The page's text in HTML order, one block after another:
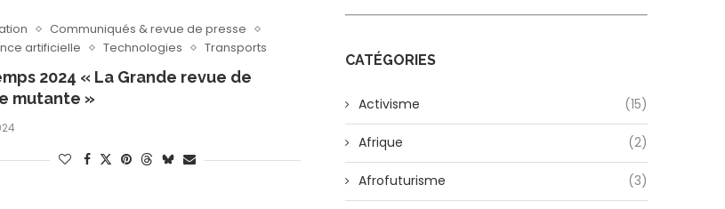
Communiqués & revue de presse
artificielle
Technologies Transports
2024 « La Grande revue de
mutante »
CATÉGORIES
Activisme (15)
Afrique (2)
Afrofuturisme (3)